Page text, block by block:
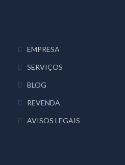
EMPRESA
SERVIÇOS
BLOG
REVENDA
AVISOS LEGAIS